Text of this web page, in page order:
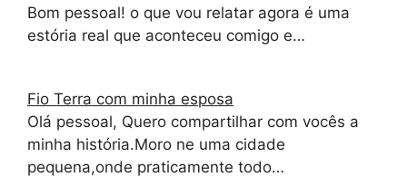
Bom pessoal! o que vou relatar agora é uma
estória real que aconteceu comigo e…
Fio Terra com minha esposa
Olá pessoal, Quero compartilhar com vocês a
minha história.Moro ne uma cidade
pequena,onde praticamente todo…